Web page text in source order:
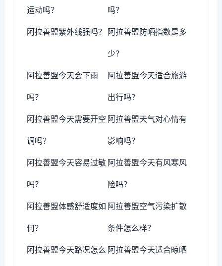
运动吗？ 吗？
阿拉善盟紫外线强吗？ 阿拉善盟防晒指数是多
少？
阿拉善盟今天会下雨
吗？
阿拉善盟今天适合旅游
出行吗？
阿拉善盟今天需要开空
调吗？
阿拉善盟天气对心情有
影响吗？
阿拉善盟今天容易过敏
吗？
阿拉善盟今天有风寒风
险吗？
阿拉善盟体感舒适度如
何？
阿拉善盟空气污染扩散
条件怎么样？
阿拉善盟今天路况怎么 阿拉善盟今天适合晾晒